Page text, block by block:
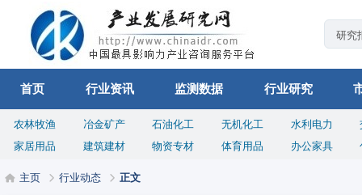
首页 行业资讯 监测数据 行业研究
农林牧渔 冶金矿产 石油化工 无机化工 水利电力
家居用品
建筑建材 物资专材 体育用品 办公家具
主页 行业动态 正文